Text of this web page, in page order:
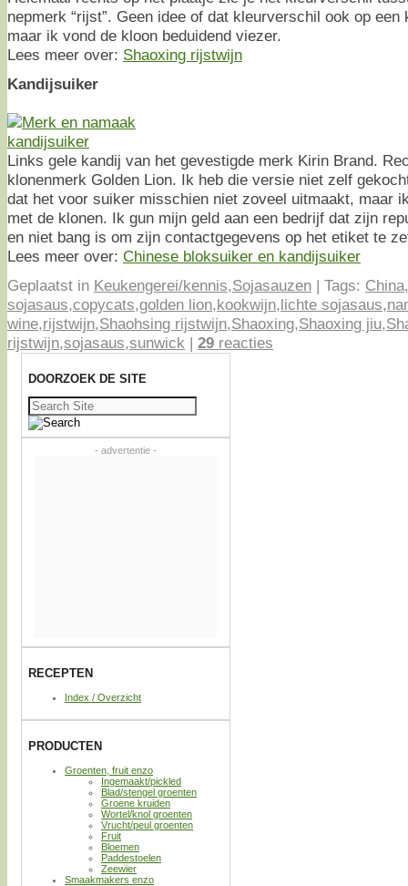
nepmerk “rijst”. Geen idee of dat kleurverschil ook op
maar ik vond de kloon beduidend viezer.
Lees meer over: Shaoxing rijstwijn
Kandijsuiker
Links gele kandij van het gevestigde merk Kirin Brand.
klonenmerk Golden Lion. Ik heb die versie niet zelf
dat het voor suiker misschien niet zoveel uitmaakt, maar
met de klonen. Ik gun mijn geld aan een bedrijf dat zijn
en niet bang is om zijn contactgegevens op het etiket te
Lees meer over: Chinese bloksuiker en kandijsuiker
Geplaatst in Keukengerei/kennis,Sojasauzen | Tags: China,
sojasaus,copycats,golden lion,kookwijn,lichte sojasaus,
wine,rijstwijn,Shaohsing rijstwijn,Shaoxing,Shaoxing jiu,
rijstwijn,sojasaus,sunwick | 29 reacties
DOORZOEK DE SITE
Zoeken
naar:
- advertentie -
RECEPTEN
Index / Overzicht
PRODUCTEN
Groenten, fruit enzo
Ingemaakt/pickled
Blad/stengel groenten
Groene kruiden
Wortel/knol groenten
Vrucht/peul groenten
Fruit
Bloemen
Paddestoelen
Zeewier
Smaakmakers enzo